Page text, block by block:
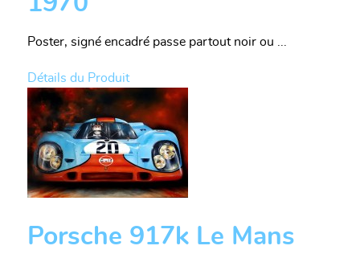
Poster, signé encadré passe partout noir ou ...
Détails du Produit
Porsche 917k Le Mans